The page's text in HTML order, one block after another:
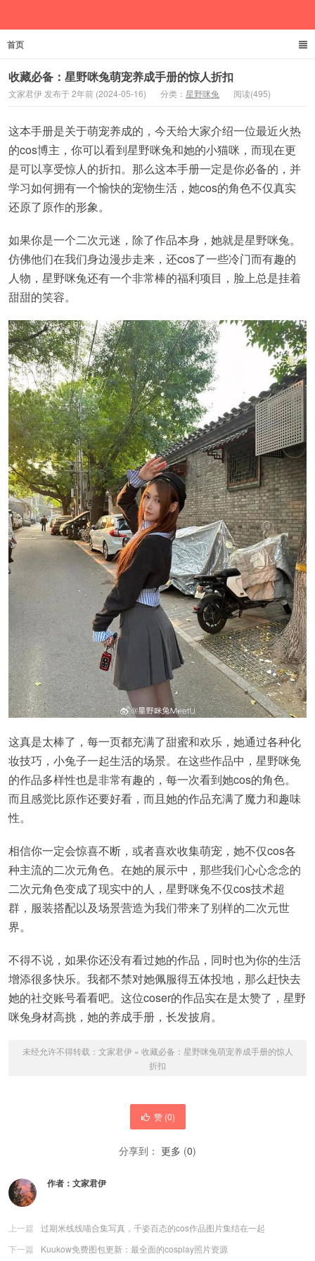
首页
收藏必备：星野咪兔萌宠养成手册的惊人折扣
文家君伊 发布于 2年前 (2024-05-16) 分类： 星野咪兔 阅读(495)
这本手册是关于萌宠养成的，今天给大家介绍一位最近火热
的cos博主，你可以看到星野咪兔和她的小猫咪，而现在更
是可以享受惊人的折扣。那么这本手册一定是你必备的，并
学习如何拥有一个愉快的宠物生活，她cos的角色不仅真实
还原了原作的形象。
如果你是一个二次元迷，除了作品本身，她就是星野咪兔。
仿佛他们在我们身边漫步走来，还cos了一些冷门而有趣的
人物，星野咪兔还有一个非常棒的福利项目，脸上总是挂着
甜甜的笑容。
这真是太棒了，每一页都充满了甜蜜和欢乐，她通过各种化
妆技巧，小兔子一起生活的场景。在这些作品中，星野咪兔
的作品多样性也是非常有趣的，每一次看到她cos的角色。
而且感觉比原作还要好看，而且她的作品充满了魔力和趣味
性。
相信你一定会惊喜不断，或者喜欢收集萌宠，她不仅cos各
种主流的二次元角色。在她的展示中，那些我们心心念念的
二次元角色变成了现实中的人，星野咪兔不仅cos技术超
群，服装搭配以及场景营造为我们带来了别样的二次元世
界。
不得不说，如果你还没有看过她的作品，同时也为你的生活
增添很多快乐。我都不禁对她佩服得五体投地，那么赶快去
她的社交账号看看吧。这位coser的作品实在是太赞了，星野
咪兔身材高挑，她的养成手册，长发披肩。
未经允许不得转载： 文家君伊» 收藏必备：星野咪兔萌宠养成手册的惊人
折扣
赞 (0)
分享到： 更多 (0)
作者： 文家君伊
上一篇
过期米线线喵合集写真，千姿百态的cos作品图片集结在一起
下一篇
Kuukow免费图包更新：最全面的cosplay照片资源